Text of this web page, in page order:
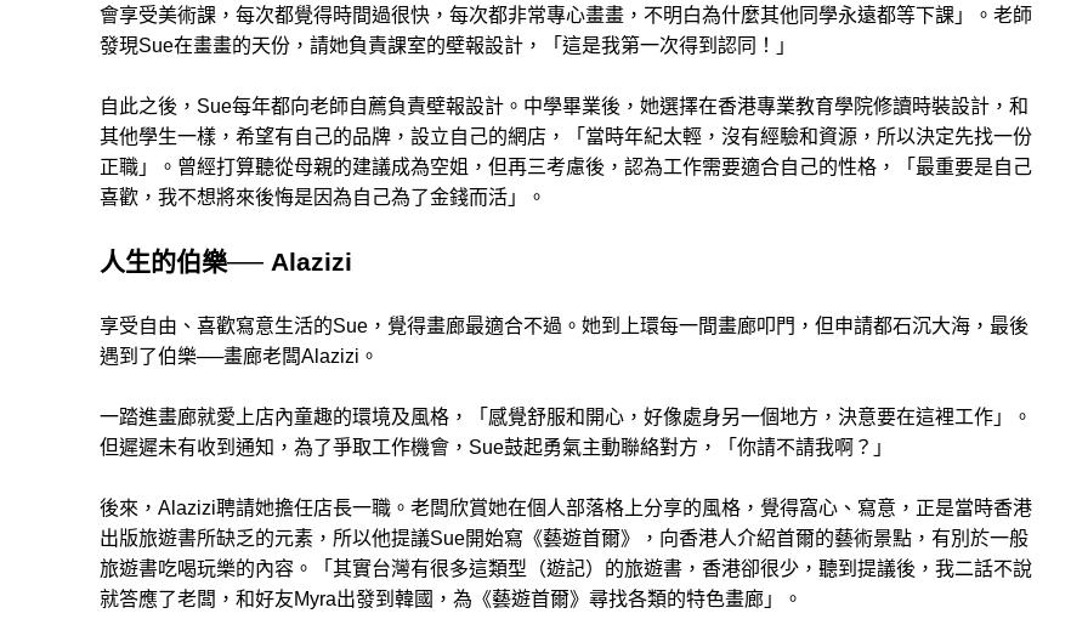
會享受美術課，每次都覺得時間過很快，每次都非常專心畫畫，不明白為什麼其他同學永遠都等下課」。老師
發現Sue在畫畫的天份，請她負責課室的壁報設計，「這是我第一次得到認同！」
自此之後，Sue每年都向老師自薦負責壁報設計。中學畢業後，她選擇在香港專業教育學院修讀時裝設計，和
其他學生一樣，希望有自己的品牌，設立自己的網店，「當時年紀太輕，沒有經驗和資源，所以決定先找一份
正職」。曾經打算聽從母親的建議成為空姐，但再三考慮後，認為工作需要適合自己的性格，「最重要是自己
喜歡，我不想將來後悔是因為自己為了金錢而活」。
人生的伯樂── Alazizi
享受自由、喜歡寫意生活的Sue，覺得畫廊最適合不過。她到上環每一間畫廊叩門，但申請都石沉大海，最後
遇到了伯樂──畫廊老闆Alazizi。
一踏進畫廊就愛上店內童趣的環境及風格，「感覺舒服和開心，好像處身另一個地方，決意要在這裡工作」。
但遲遲未有收到通知，為了爭取工作機會，Sue鼓起勇氣主動聯絡對方，「你請不請我啊？」
後來，Alazizi聘請她擔任店長一職。老闆欣賞她在個人部落格上分享的風格，覺得窩心、寫意，正是當時香港
出版旅遊書所缺乏的元素，所以他提議Sue開始寫《藝遊首爾》，向香港人介紹首爾的藝術景點，有別於一般
旅遊書吃喝玩樂的內容。「其實台灣有很多這類型（遊記）的旅遊書，香港卻很少，聽到提議後，我二話不說
就答應了老闆，和好友Myra出發到韓國，為《藝遊首爾》尋找各類的特色畫廊」。